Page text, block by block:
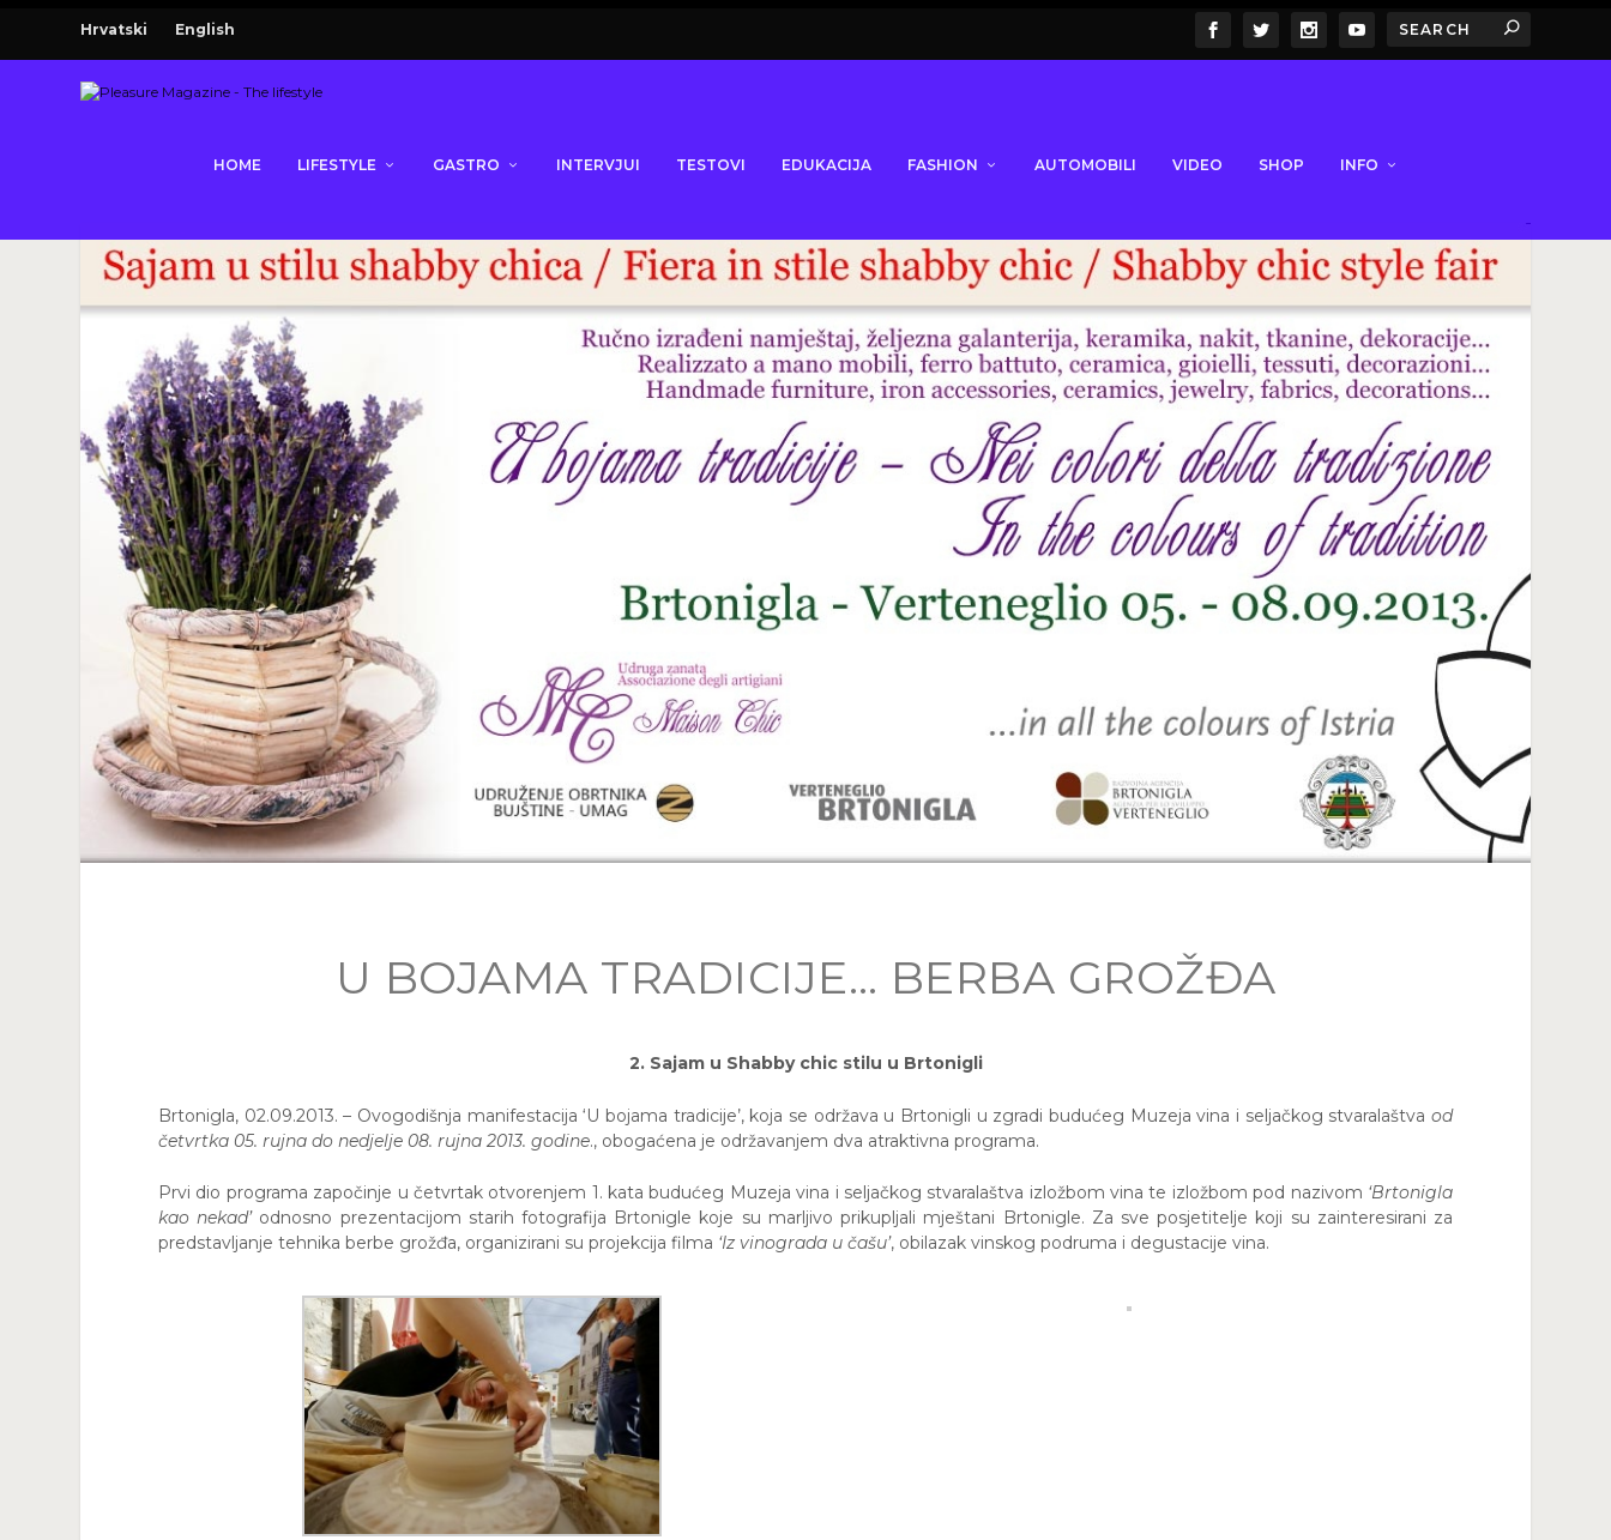
Hrvatski English
HOME LIFESTYLE GASTRO INTERVJUI TESTOVI EDUKACIJA FASHION AUTOMOBILI VIDEO SHOP INFO
U BOJAMA TRADICIJE… BERBA GROŽĐA
2. Sajam u Shabby chic stilu u Brtonigli
Brtonigla, 02.09.2013. – Ovogodišnja manifestacija‘U bojama tradicije’, koja se održava u Brtonigli u zgradi budućeg Muzeja vina i seljačkog stvaralaštvaod
četvrtka 05. rujna do nedjelje 08. rujna 2013. godine., obogaćena je održavanjem dva atraktivna programa.
Prvi dio programa započinje u četvrtak otvorenjem 1. kata budućeg Muzeja vina i seljačkog stvaralaštva izložbom vina te izložbom pod nazivom ‘Brtonigla
kao nekad’odnosno prezentacijom starih fotografija Brtonigle koje su marljivo prikupljali mještani Brtonigle. Za sve posjetitelje koji su zainteresirani za
predstavljanje tehnika berbe grožđa, organizirani su projekcija filma ‘Iz vinograda u čašu’, obilazak vinskog podruma i degustacije vina.